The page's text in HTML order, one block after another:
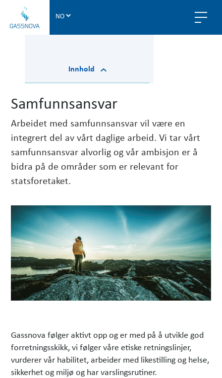
a
Innhold
Samfunnsansvar
Arbeidet med samfunnsansvar vil være en
integrert del av vårt daglige arbeid. Vi tar vårt
samfunnsansvar alvorlig og vår ambisjon er å
bidra på de områder som er relevant for
statsforetaket.
Gassnova følger aktivt opp og er med på å utvikle god
forretningsskikk, vi følger våre etiske retningslinjer,
vurderer vår habilitet, arbeider med likestilling og helse,
sikkerhet og miljø og har varslingsrutiner.